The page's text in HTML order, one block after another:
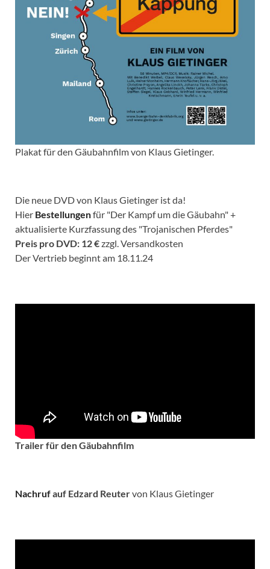
Plakat für den Gäubahnfilm von Klaus Gietinger.
Die neue DVD von Klaus Gietinger ist da!
Hier Bestellungenfür "Der Kampf um die Gäubahn" +
aktualisierte Kurzfassung des "Trojanischen Pferdes"
Preis pro DVD: 12 €zzgl. Versandkosten
Der Vertrieb beginnt am 18.11.24
Trailer für den Gäubahnfilm
Nachrufauf Edzard Reutervon Klaus Gietinger